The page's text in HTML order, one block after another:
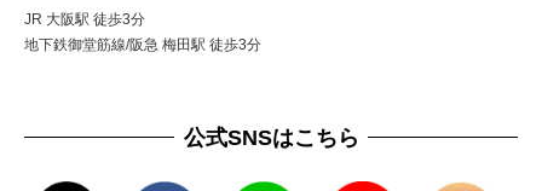
JR 大阪駅 徒歩3分
地下鉄御堂筋線/阪急 梅田駅 徒歩3分
公式SNSはこちら